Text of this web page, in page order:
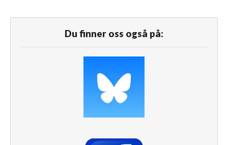
Du finner oss også på: